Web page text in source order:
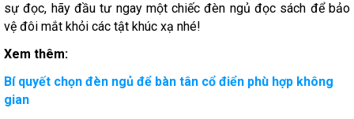
sự đọc, hãy đầu tư ngay một chiếc đèn ngủ đọc sách để bảo
vệ đôi mắt khỏi các tật khúc xạ nhé!
Xem thêm:
Bí quyết chọn đèn ngủ để bàn tân cổ điển phù hợp không
gian